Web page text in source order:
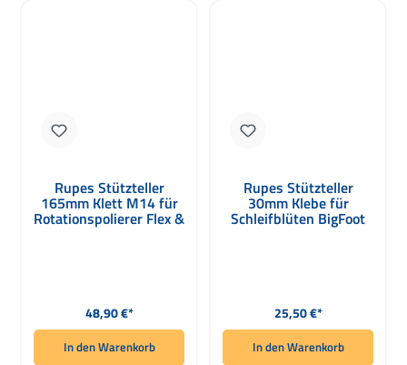
Rupes Stützteller
165mm Klett M14 für
Rotationspolierer Flex &
Rupes
Regulärer Preis:
48,90 €*
In den Warenkorb
Rupes Stützteller
30mm Klebe für
Schleifblüten BigFoot
Regulärer Preis:
25,50 €*
In den Warenkorb